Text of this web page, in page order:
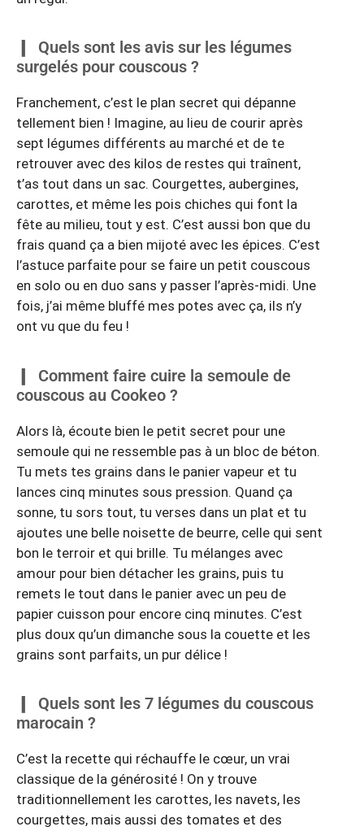
Quels sont les avis sur les légumes
surgelés pour couscous ?
Franchement, c’est le plan secret qui dépanne
tellement bien ! Imagine, au lieu de courir après
sept légumes différents au marché et de te
retrouver avec des kilos de restes qui traînent,
t’as tout dans un sac. Courgettes, aubergines,
carottes, et même les pois chiches qui font la
fête au milieu, tout y est. C’est aussi bon que du
frais quand ça a bien mijoté avec les épices. C’est
l’astuce parfaite pour se faire un petit couscous
en solo ou en duo sans y passer l’après-midi. Une
fois, j’ai même bluffé mes potes avec ça, ils n’y
ont vu que du feu !
Comment faire cuire la semoule de
couscous au Cookeo ?
Alors là, écoute bien le petit secret pour une
semoule qui ne ressemble pas à un bloc de béton.
Tu mets tes grains dans le panier vapeur et tu
lances cinq minutes sous pression. Quand ça
sonne, tu sors tout, tu verses dans un plat et tu
ajoutes une belle noisette de beurre, celle qui sent
bon le terroir et qui brille. Tu mélanges avec
amour pour bien détacher les grains, puis tu
remets le tout dans le panier avec un peu de
papier cuisson pour encore cinq minutes. C’est
plus doux qu’un dimanche sous la couette et les
grains sont parfaits, un pur délice !
Quels sont les 7 légumes du couscous
marocain ?
C’est la recette qui réchauffe le cœur, un vrai
classique de la générosité ! On y trouve
traditionnellement les carottes, les navets, les
courgettes, mais aussi des tomates et des